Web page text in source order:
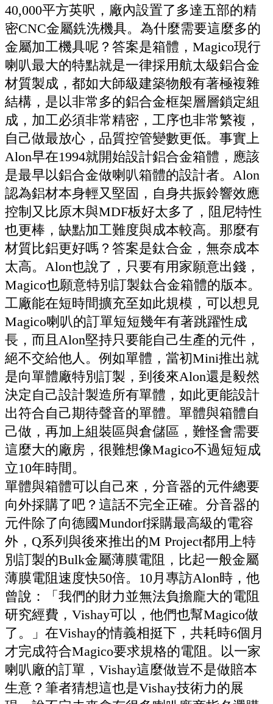
40,000平方英呎 ，廠內設置了多達五部的精
密CNC金屬銑洗機具。為什麼需要這麼多的
金屬加工機具呢？答案是箱體， Magico現行
喇叭最大的特點就是一律採用航太級鋁合金
材質製成，都如大師級建築物般有著極複雜
結構，是以非常多的鋁合金框架層層鎖定組
成，加工必須非常精密，工序也非常繁複，
自己做最放心，品質控管變數更低。事實上
Alon早在1994就開始設計鋁合金箱體，應該
是最早以鋁合金做喇叭箱體的設計者。 Alon
認為鋁材本身輕又堅固，自身共振鈴響效應
控制又比原木與MDF板好太多了，阻尼特性
也更棒，缺點加工難度與成本較高。那麼有
材質比鋁更好嗎？答案是鈦合金，無奈成本
太高。 Alon也說了，只要有用家願意出錢，
Magico也願意特別訂製鈦合金箱體的版本。
工廠能在短時間擴充至如此規模，可以想見
Magico喇叭的訂單短短幾年有著跳躍性成
長，而且 Alon堅持只要能自己生產的元件，
絕不交給他人。例如單體，當初Mini推出就
是向單體廠特別訂製，到後來Alon還是毅然
決定自己設計製造所有單體，如此更能設計
出符合自己期待聲音的單體。單體與箱體自
己做，再加上組裝區與倉儲區，難怪會需要
這麼大的廠房，很難想像Magico不過短短成
立10年時間。
單體與箱體可以自己來，分音器的元件總要
向外採購了吧？這話不完全正確。分音器的
元件除了向德國Mundorf採購最高級的電容
外， Q系列與後來推出的M Project都用上特
別訂製的Bulk金屬薄膜電阻，比起一般金屬
薄膜電阻速度快50倍。 10月專訪Alon時，他
曾說：「我們的財力並無法負擔龐大的電阻
研究經費， Vishay可以，他們也幫Magico做
了。」在Vishay的情義相挺下，共耗時6個月
才完成符合Magico要求規格的電阻。以一家
喇叭廠的訂單， Vishay這麼做豈不是做賠本
生意？筆者猜想這也是Vishay技術力的展